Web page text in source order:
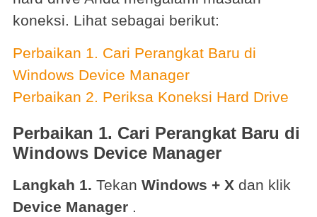
koneksi. Lihat sebagai berikut:
Perbaikan 1. Cari Perangkat Baru di
Windows Device Manager
Perbaikan 2. Periksa Koneksi Hard Drive
Perbaikan 1. Cari Perangkat Baru di
Windows Device Manager
Langkah 1. Tekan Windows + X dan klik
Device Manager.